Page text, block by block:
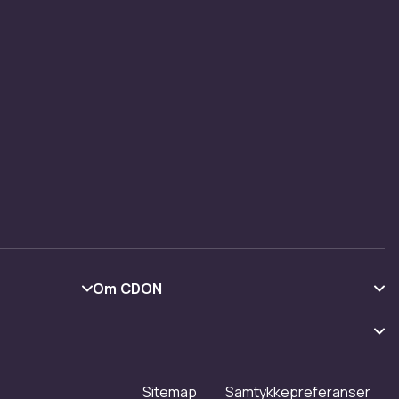
Om CDON
Jobbe på CDON
Sitemap Samtykkepreferanser